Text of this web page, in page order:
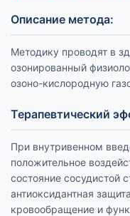
Описание метода:
Методику проводят в
озонированный
озоно-кислородную
Терапевтический
При внутривенном
положительное
состояние сосудистой
антиоксидантная
кровообращение и